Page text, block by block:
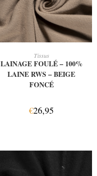
LIRE LA SUITE
Tissus
LAINAGE FOULÉ – 100%
LAINE RWS – BEIGE
FONCÉ
€26,95